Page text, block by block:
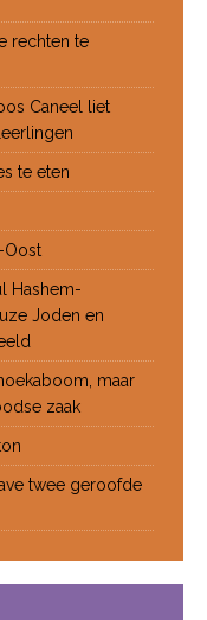
rechten te
Caneel liet
te eten
Oost
Hashem-
Joden en
maar
zaak
twee geroofde